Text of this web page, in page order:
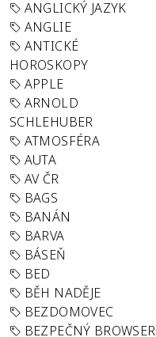
ANGLICKÝ JAZYK
ANGLIE
ANTICKÉ
HOROSKOPY
APPLE
ARNOLD
SCHLEHUBER
ATMOSFÉRA
AUTA
AV ČR
BAGS
BANÁN
BARVA
BÁSEŇ
BED
BĚH NADĚJE
BEZDOMOVEC
BEZPEČNÝ BROWSER